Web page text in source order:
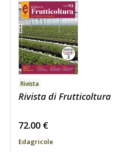
Rivista
Rivista di Frutticoltura
72.00 €
Edagricole